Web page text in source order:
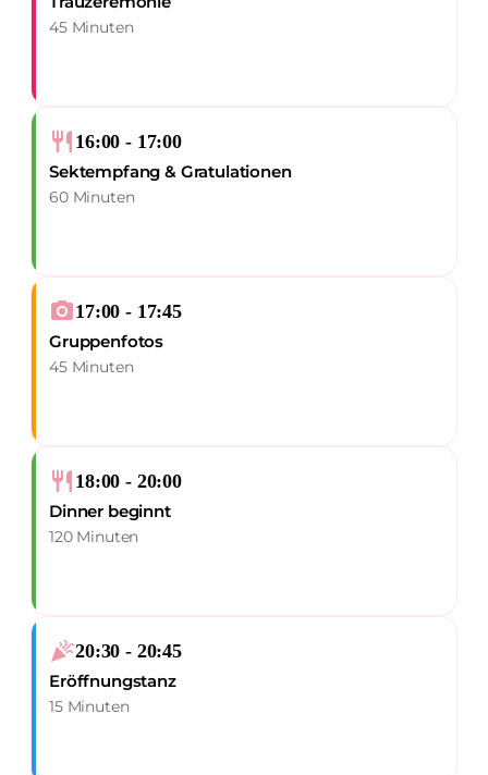
45 Minuten
restaurant 16:00 - 17:00
Sektempfang & Gratulationen
60 Minuten
photo_camera17:00 - 17:45
Gruppenfotos
45 Minuten
restaurant 18:00 - 20:00
Dinner beginnt
120 Minuten
celebration20:30 - 20:45
Eröffnungstanz
15 Minuten